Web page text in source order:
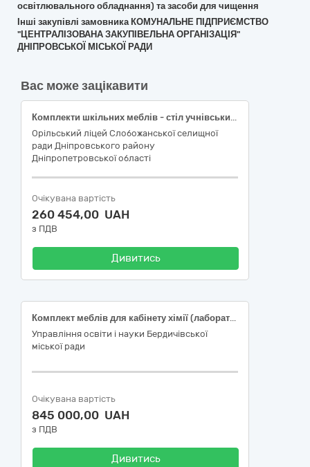
освітлювального обладнання) та засоби для чищення
Інші закупівлі замовника КОМУНАЛЬНЕ ПІДПРИЄМСТВО
"ЦЕНТРАЛІЗОВАНА ЗАКУПІВЕЛЬНА ОРГАНІЗАЦІЯ"
ДНІПРОВСЬКОЇ МІСЬКОЇ РАДИ
Вас може зацікавити
Комплекти шкільних меблів - стіл учнівський одномісний та стілець (ДК 021:2015 - 39160000-1 "Шкільні меблі")
Орільський ліцей Слобожанської селищної
ради Дніпровського району
Дніпропетровської області
Очікувана вартість
260 454,00 UAH
з ПДВ
Дивитись
Комплект меблів для кабінету хімії (лабораторії)
Управління освіти і науки Бердичівської
міської ради
Очікувана вартість
845 000,00 UAH
з ПДВ
Дивитись